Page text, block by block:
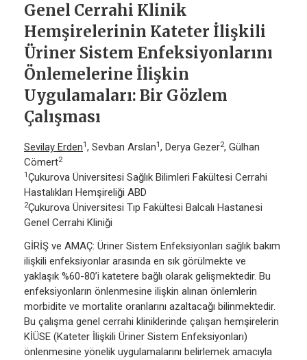
Genel Cerrahi Klinik
Hemşirelerinin Kateter İlişkili
Üriner Sistem Enfeksiyonlarını
Önlemelerine İlişkin
Uygulamaları: Bir Gözlem
Çalışması
Sevilay Erden1, Sevban Arslan1, Derya Gezer2, Gülhan
Cömert2
1Çukurova Üniversitesi Sağlık Bilimleri Fakültesi Cerrahi
Hastalıkları Hemşireliği ABD
2Çukurova Üniversitesi Tıp Fakültesi Balcalı Hastanesi
Genel Cerrahi Kliniği
GİRİŞ ve AMAÇ: Üriner Sistem Enfeksiyonları sağlık bakım
ilişkili enfeksiyonlar arasında en sık görülmekte ve
yaklaşık %60-80’i katetere bağlı olarak gelişmektedir. Bu
enfeksiyonların önlenmesine ilişkin alınan önlemlerin
morbidite ve mortalite oranlarını azaltacağı bilinmektedir.
Bu çalışma genel cerrahi kliniklerinde çalışan hemşirelerin
KİÜSE (Kateter İlişkili Üriner Sistem Enfeksiyonları)
önlenmesine yönelik uygulamalarını belirlemek amacıyla